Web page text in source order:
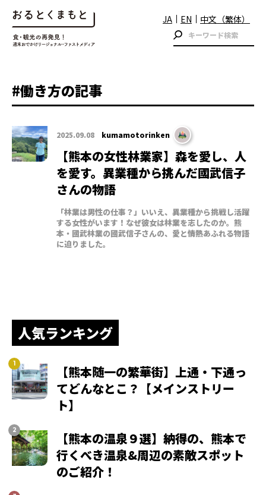
JA EN 中文（繁体）
#働き方の記事
2025.09.08 kumamotorinken
【熊本の女性林業家】森を愛し、人
を愛す。異業種から挑んだ國武信子
さんの物語
「林業は男性の仕事？」いいえ、異業種から挑戦し活躍
する女性がいます！なぜ彼女は林業を志したのか。熊
本・國武林業の國武信子さんの、愛と情熱あふれる物語
に迫りました。
人気ランキング
【熊本随一の繁華街】上通・下通っ
てどんなとこ？【メインストリー
ト】
【熊本の温泉９選】納得の、熊本で
行くべき温泉&周辺の素敵スポット
のご紹介！